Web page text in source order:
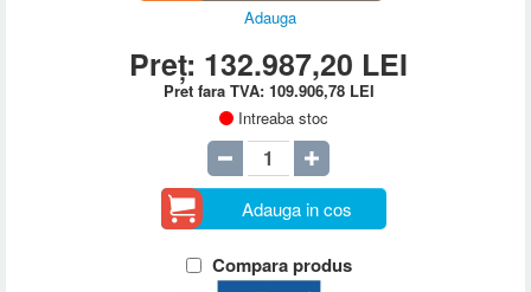
Adauga
Preț: 132.987,20 LEI
Pret fara TVA: 109.906,78 LEI
Intreaba stoc
Adauga in cos
Compara produs